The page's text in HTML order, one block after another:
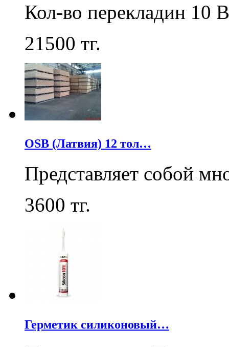
Кол-во перекладин 10
21500 тг.
OSB (Латвия) 12 тол…
Представляет собой
3600 тг.
Герметик силиконовый…